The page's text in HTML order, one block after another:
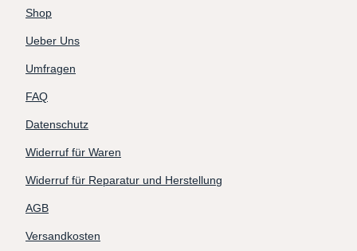
Shop
Ueber Uns
Umfragen
FAQ
Datenschutz
Widerruf für Waren
Widerruf für Reparatur und Herstellung
AGB
Versandkosten